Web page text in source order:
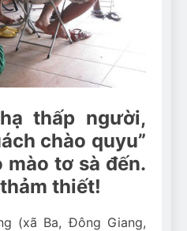
Play Fetch?
to Train Them!
Do I Need to
My Bulldog
thấp người,
chào quyu”
mào tơ sà đến.
thiết!
(xã Ba, Đông Giang,